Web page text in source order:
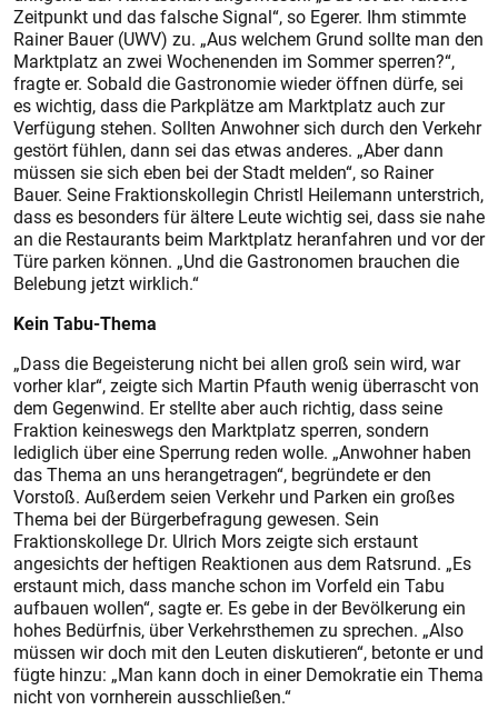
Zeitpunkt und das falsche Signal“, so Egerer. Ihm stimmte
Rainer Bauer (UWV) zu. „Aus welchem Grund sollte man den
Marktplatz an zwei Wochenenden im Sommer sperren?“,
fragte er. Sobald die Gastronomie wieder öffnen dürfe, sei
es wichtig, dass die Parkplätze am Marktplatz auch zur
Verfügung stehen. Sollten Anwohner sich durch den Verkehr
gestört fühlen, dann sei das etwas anderes. „Aber dann
müssen sie sich eben bei der Stadt melden“, so Rainer
Bauer. Seine Fraktionskollegin Christl Heilemann unterstrich,
dass es besonders für ältere Leute wichtig sei, dass sie nahe
an die Restaurants beim Marktplatz heranfahren und vor der
Türe parken können. „Und die Gastronomen brauchen die
Belebung jetzt wirklich.“
Kein Tabu-Thema
„Dass die Begeisterung nicht bei allen groß sein wird, war
vorher klar“, zeigte sich Martin Pfauth wenig überrascht von
dem Gegenwind. Er stellte aber auch richtig, dass seine
Fraktion keineswegs den Marktplatz sperren, sondern
lediglich über eine Sperrung reden wolle. „Anwohner haben
das Thema an uns herangetragen“, begründete er den
Vorstoß. Außerdem seien Verkehr und Parken ein großes
Thema bei der Bürgerbefragung gewesen. Sein
Fraktionskollege Dr. Ulrich Mors zeigte sich erstaunt
angesichts der heftigen Reaktionen aus dem Ratsrund. „Es
erstaunt mich, dass manche schon im Vorfeld ein Tabu
aufbauen wollen“, sagte er. Es gebe in der Bevölkerung ein
hohes Bedürfnis, über Verkehrsthemen zu sprechen. „Also
müssen wir doch mit den Leuten diskutieren“, betonte er und
fügte hinzu: „Man kann doch in einer Demokratie ein Thema
nicht von vornherein ausschließen.“